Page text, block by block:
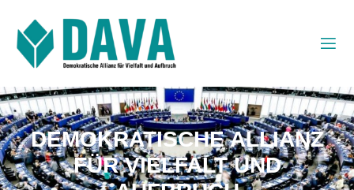
DEMOKRATISCHE ALLIANZ
FÜR VIELFALT UND